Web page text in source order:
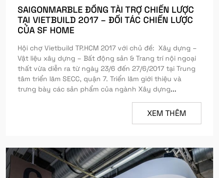
SAIGONMARBLE ĐỒNG TÀI TRỢ CHIẾN LƯỢC
TẠI VIETBUILD 2017 – ĐỐI TÁC CHIẾN LƯỢC
CỦA SF HOME
Hội chợ Vietbuild TP.HCM 2017 với chủ đề: Xây dựng –
Vật liệu xây dựng – Bất động sản & Trang trí nội ngoại
thất vừa diễn ra từ ngày 23/6 đến 27/6/2017 tại Trung
tâm triển lãm SECC, quận 7. Triển lãm giới thiệu và
trưng bày các sản phẩm của ngành Xây dựng...
XEM THÊM